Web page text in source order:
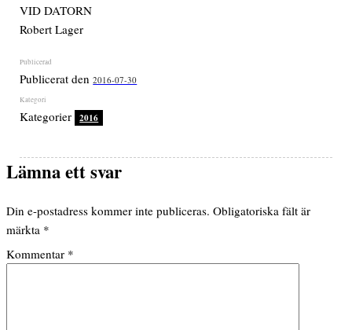
VID DATORN
Robert Lager
Publicerat den2016-07-30
Kategorier 2016
Lämna ett svar
Din e-postadress kommer inte publiceras. Obligatoriska fält är
märkta *
Kommentar *